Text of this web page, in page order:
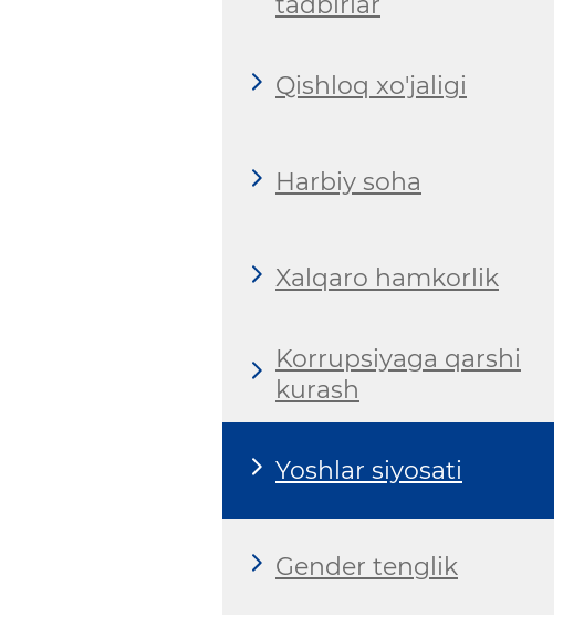
Qishloq xo'jaligi
Harbiy soha
Xalqaro hamkorlik
Korrupsiyaga qarshi
kurash
Yoshlar siyosati
Gender tenglik